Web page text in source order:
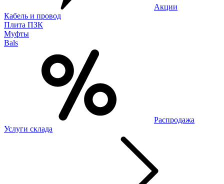
Акции
Кабель и провод
Плита ПЗК
Муфты
Bals
Распродажа
Услуги склада